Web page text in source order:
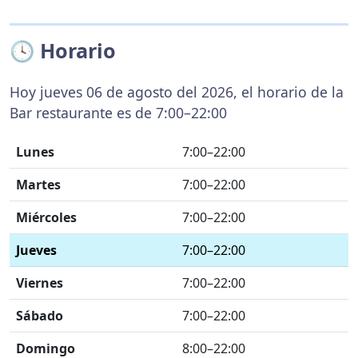
🕓 Horario
Hoy jueves 06 de agosto del 2026, el horario de la
Bar restaurante es de 7:00–22:00
Lunes
7:00–22:00
Martes
7:00–22:00
Miércoles
7:00–22:00
Jueves
7:00–22:00
Viernes
7:00–22:00
Sábado
7:00–22:00
Domingo
8:00–22:00